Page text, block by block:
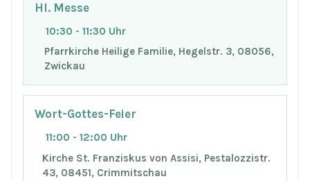
Hl. Messe
10:30 - 11:30 Uhr
Pfarrkirche Heilige Familie, Hegelstr. 3, 08056,
Zwickau
Wort-Gottes-Feier
11:00 - 12:00 Uhr
Kirche St. Franziskus von Assisi, Pestalozzistr.
43, 08451, Crimmitschau